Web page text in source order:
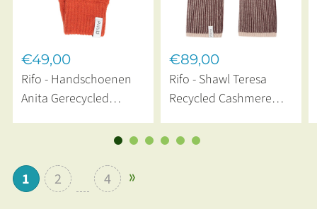
€49,00
Rifo - Handschoenen
Anita Gerecycled
€89,00
Rifo - Shawl Teresa
Recycled Cashmere
1 2 4